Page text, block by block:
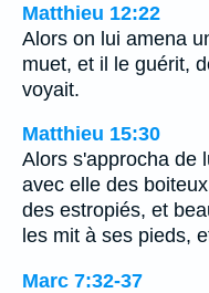
Matthieu 12:22
Alors on lui amena
muet, et il le guérit,
voyait.
Matthieu 15:30
Alors s'approcha de
avec elle des
des estropiés, et
les mit à ses pieds,
Marc 7:32-37